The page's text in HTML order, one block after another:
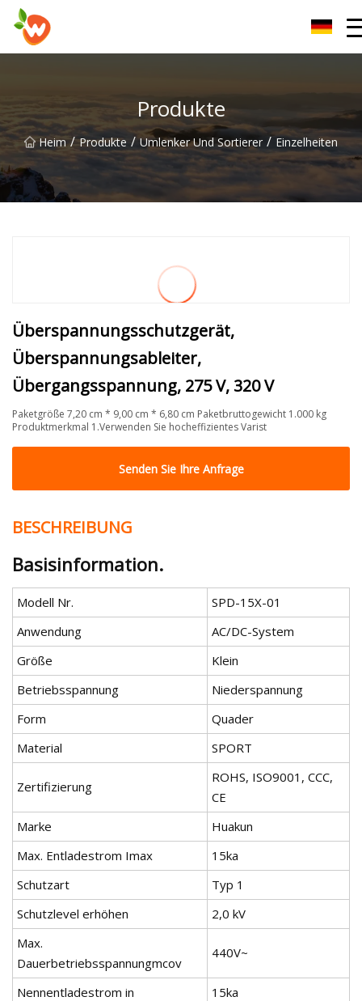
Produkte
Heim / Produkte / Umlenker Und Sortierer / Einzelheiten
Überspannungsschutzgerät,
Überspannungsableiter,
Übergangsspannung, 275 V, 320 V
Paketgröße 7,20 cm * 9,00 cm * 6,80 cm Paketbruttogewicht 1.000 kg
Produktmerkmal 1.Verwenden Sie hocheffizientes Varist
Senden Sie Ihre Anfrage
BESCHREIBUNG
Basisinformation.
Modell Nr.
SPD-15X-01
Anwendung
AC/DC-System
Größe
Klein
Betriebsspannung
Niederspannung
Form
Quader
Material
SPORT
Zertifizierung
ROHS, ISO9001, CCC,
CE
Marke
Huakun
Max. Entladestrom Imax
15ka
Schutzart
Typ 1
Schutzlevel erhöhen
2,0 kV
Max.
Dauerbetriebsspannungmcov
440V~
Nennentladestrom in
15ka